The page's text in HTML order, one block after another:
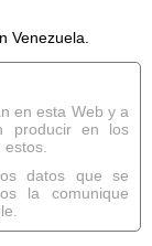
Venezuela.
en esta Web y a
producir en los
datos que se
la comunique